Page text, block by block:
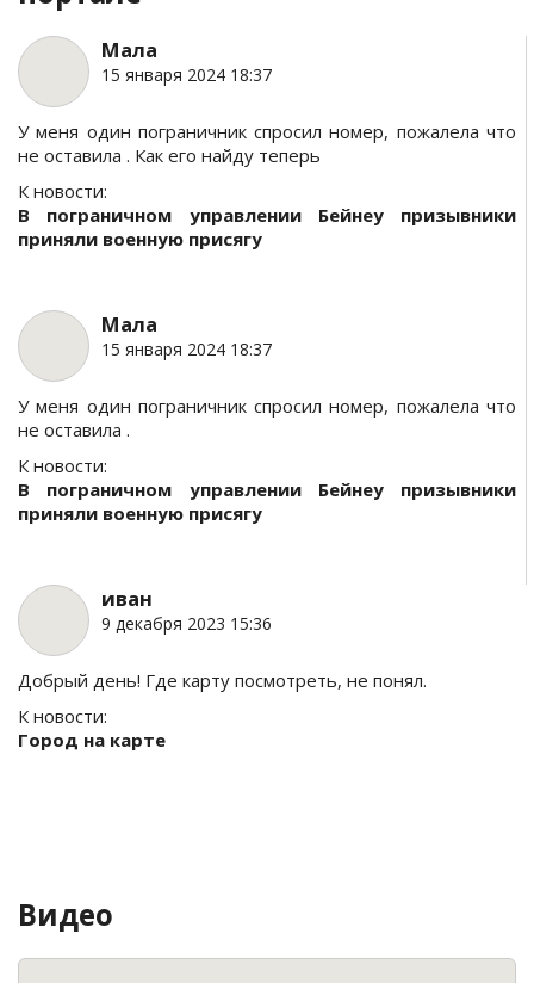
Мала
15 января 2024 18:37
У меня один пограничник спросил номер, пожалела что
не оставила . Как его найду теперь
К новости:
В пограничном управлении Бейнеу призывники
приняли военную присягу
Мала
15 января 2024 18:37
У меня один пограничник спросил номер, пожалела что
не оставила .
К новости:
В пограничном управлении Бейнеу призывники
приняли военную присягу
иван
9 декабря 2023 15:36
Добрый день! Где карту посмотреть, не понял.
К новости:
Город на карте
Видео